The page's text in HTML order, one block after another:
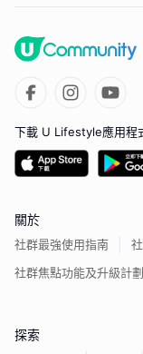
下載 U Lifestyle應用程
關於
社群最強使用指南
社群焦點功能及升級計劃
探索